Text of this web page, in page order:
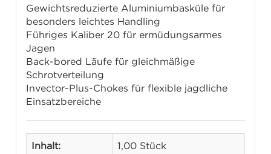
Gewichtsreduzierte Aluminiumbasküle für
besonders leichtes Handling
Führiges Kaliber 20 für ermüdungsarmes
Jagen
Back-bored Läufe für gleichmäßige
Schrotverteilung
Invector-Plus-Chokes für flexible jagdliche
Einsatzbereiche
Inhalt: 1,00 Stück